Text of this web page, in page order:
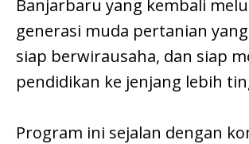
Banjarbaru yang kembali
generasi muda pertanian
siap berwirausaha, dan siap
pendidikan ke jenjang lebih
Program ini sejalan dengan